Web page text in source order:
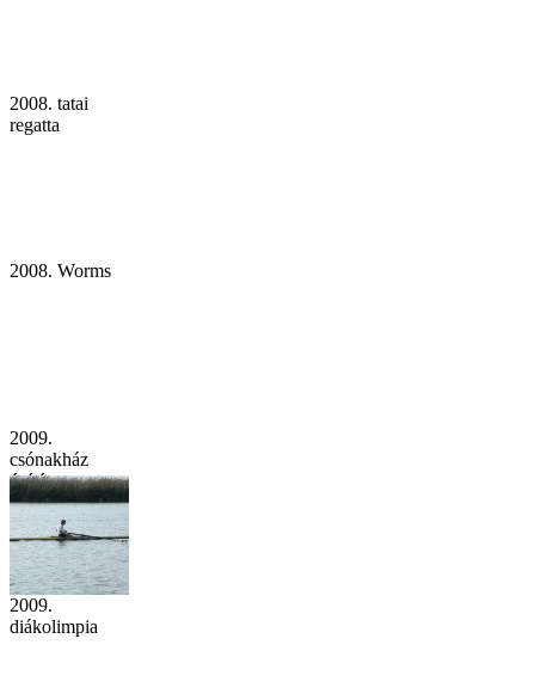
2008. tatai
regatta
2008. Worms
2009.
csónakház
építés
2009.
diákolimpia